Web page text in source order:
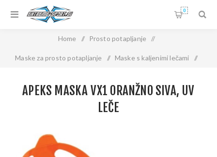
0
Home / Prosto potapljanje /
Maske za prosto potapljanje / Maske s kaljenimi lečami /
APEKS MASKA VX1 ORANŽNO SIVA, UV
LEČE